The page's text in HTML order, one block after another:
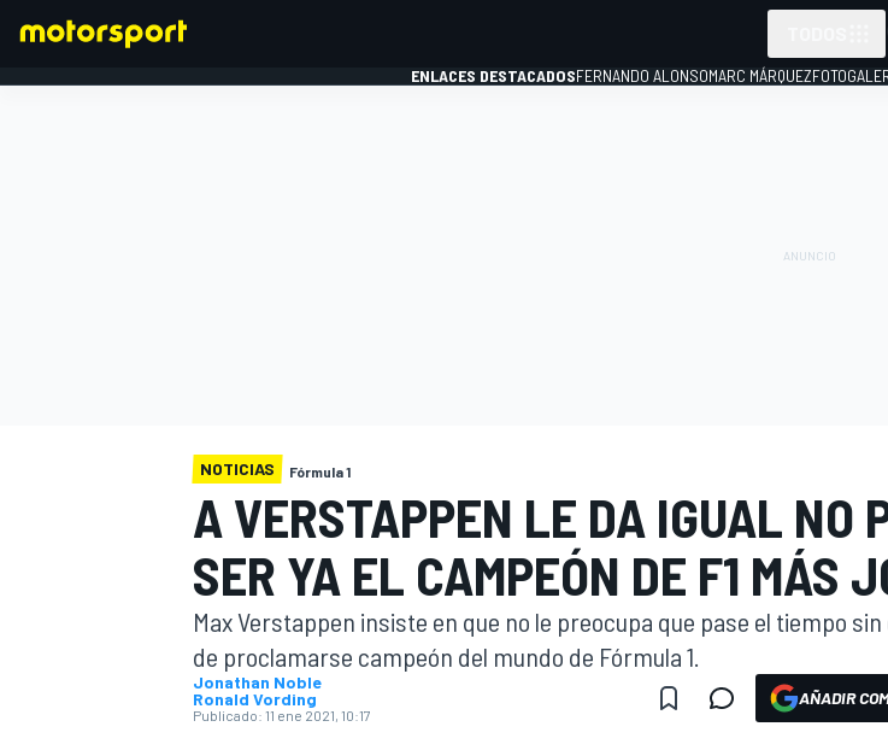
ENLACES DESTACADOSFERNANDO ALONSOMARC MÁRQUEZ
NOTICIAS Fórmula 1
A VERSTAPPEN LE DA IGUAL NO
SER YA EL CAMPEÓN DE F1 MÁS
Max Verstappen insiste en que no le preocupa que pase el tiempo
de proclamarse campeón del mundo de Fórmula 1.
Jonathan Noble
Ronald Vording
Publicado: 11 ene 2021, 10:17
AÑADIR